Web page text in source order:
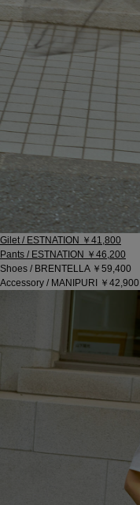
Gilet / ESTNATION ￥41,800
Pants / ESTNATION ￥46,200
Shoes / BRENTELLA ￥59,400
Accessory / MANIPURI ￥42,900